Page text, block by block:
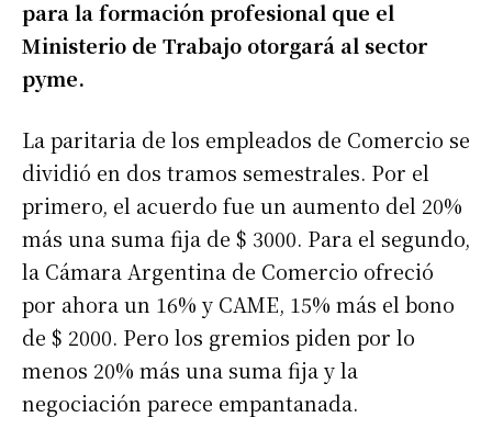
para la formación profesional que el
Ministerio de Trabajo otorgará al sector
pyme.
La paritaria de los empleados de Comercio se
dividió en dos tramos semestrales. Por el
primero, el acuerdo fue un aumento del 20%
más una suma fija de $ 3000. Para el segundo,
la Cámara Argentina de Comercio ofreció
por ahora un 16% y CAME, 15% más el bono
de $ 2000. Pero los gremios piden por lo
menos 20% más una suma fija y la
negociación parece empantanada.